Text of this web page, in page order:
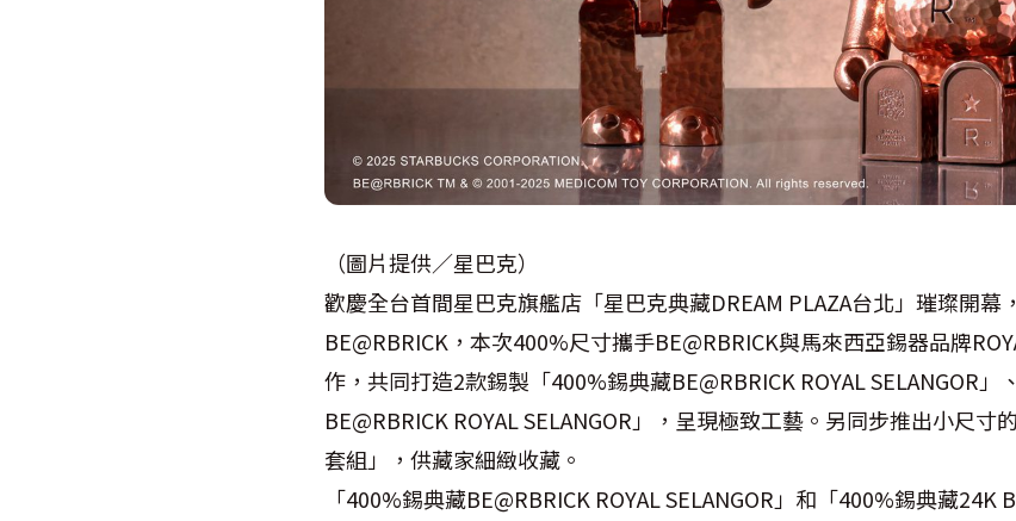
（圖片提供／星巴克）
歡慶全台首間星巴克旗艦店「星巴克典藏DREAM PLAZA台北」璀璨開幕
BE@RBRICK，本次400%尺寸攜手BE@RBRICK與馬來西亞錫器品牌
作，共同打造2款錫製「400%錫典藏BE@RBRICK ROYAL SELANGOR
BE@RBRICK ROYAL SELANGOR」，呈現極致工藝。另同步推出小尺寸
套組」，供藏家細緻收藏。
「400%錫典藏BE@RBRICK ROYAL SELANGOR」和「400%錫典藏24K